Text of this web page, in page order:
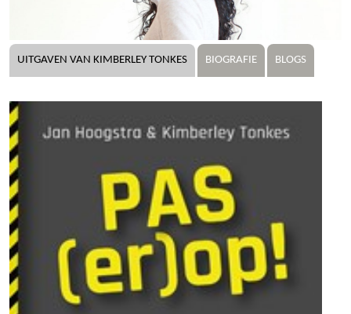
UITGAVEN VAN KIMBERLEY TONKES BIOGRAFIE BLOGS